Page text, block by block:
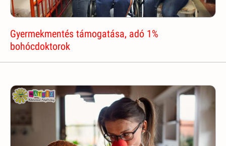
Gyermekmentés támogatása, adó 1%
bohócdoktorok